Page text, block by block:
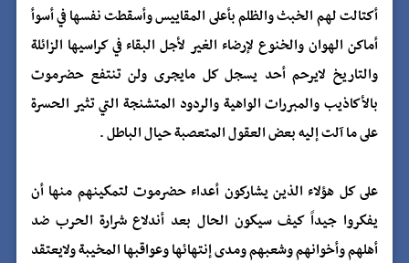
أكتالت لهم الخبث والظلم بأعلى المقاييس وأسقطت نفسها في أسوأ
أماكن الهوان والخنوع لإرضاء الغير لأجل البقاء في كراسيها الزائلة
والتاريخ لايرحم أحد يسجل كل مايجرى ولن تنتفع حضرموت
بالأكاذيب والمبررات الواهية والردود المتشنجة التي تثير الحسرة
على ما آلت إليه بعض العقول المتعصبة حيال الباطل .
على كل هؤلاء الذين يشاركون أعداء حضرموت لتمكينهم منها أن
يفكروا جيداً كيف سيكون الحال بعد أندلاع شرارة الحرب ضد
أهلهم وأخوانهم وشعبهم ومدى إنتهائها وعواقبها المخيبة ولايعتقد